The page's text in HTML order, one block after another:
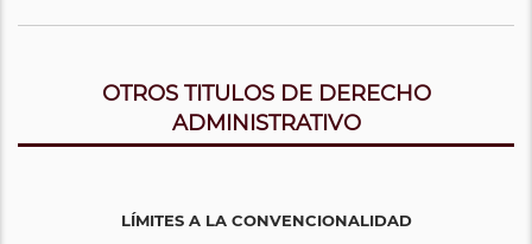
OTROS TITULOS DE DERECHO
ADMINISTRATIVO
LÍMITES A LA CONVENCIONALIDAD